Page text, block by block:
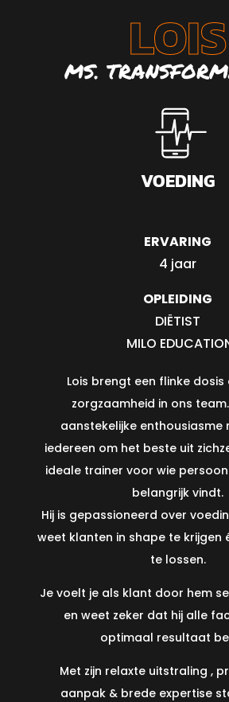
LOIS
MS.
VOEDING
ERVARING
4 jaar
OPLEIDING
DIËTIST
MILO
Lois brengt een flinke dosis
zorgzaamheid in ons
aanstekelijke enthousiasme
iedereen om het beste uit
ideale trainer voor wie
belangrijk vindt.
Hij is gepassioneerd over
weet klanten in shape te krijgen
te lossen.
Je voelt je als klant door hem
en weet zeker dat hij alle
optimaal resultaat
Met zijn relaxte uitstraling ,
aanpak & brede expertise